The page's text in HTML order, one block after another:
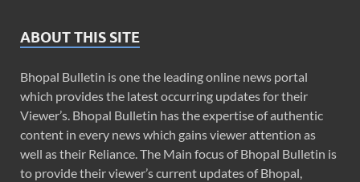
ABOUT THIS SITE
Bhopal Bulletin is one the leading online news portal
which provides the latest occurring updates for their
Viewer’s. Bhopal Bulletin has the expertise of authentic
content in every news which gains viewer attention as
well as their Reliance. The Main focus of Bhopal Bulletin is
to provide their viewer’s current updates of Bhopal,